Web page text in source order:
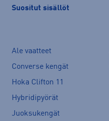
Suositut sisällöt
Ale vaatteet
Converse kengät
Hoka Clifton 11
Hybridipyörät
Juoksukengät